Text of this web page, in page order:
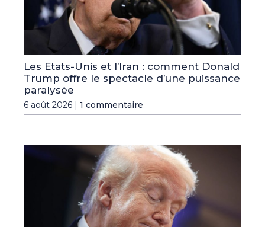
Les Etats-Unis et l’Iran : comment Donald
Trump offre le spectacle d’une puissance
paralysée
6 août 2026 | 1 commentaire